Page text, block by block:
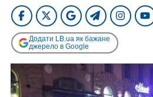
Додати LB.ua як бажане
джерело в Google